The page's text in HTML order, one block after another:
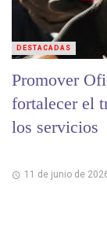
Promover
fortalecer el
los servicios
11 de junio de
DESTACADAS